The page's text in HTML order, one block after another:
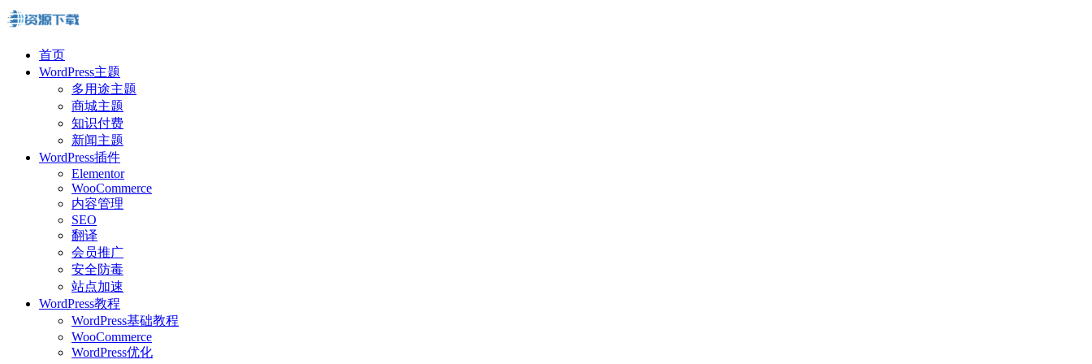
首页
WordPress主题
多用途主题
商城主题
知识付费
新闻主题
WordPress插件
Elementor
WooCommerce
内容管理
SEO
翻译
会员推广
安全防毒
站点加速
WordPress教程
WordPress基础教程
WooCommerce
WordPress优化